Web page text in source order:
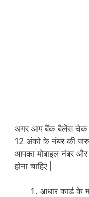
अगर आप बैंक बैलेंस चेक
12 अंको के नंबर की
आपका मोबाइल नंबर
होना चाहिए |
आधार कार्ड